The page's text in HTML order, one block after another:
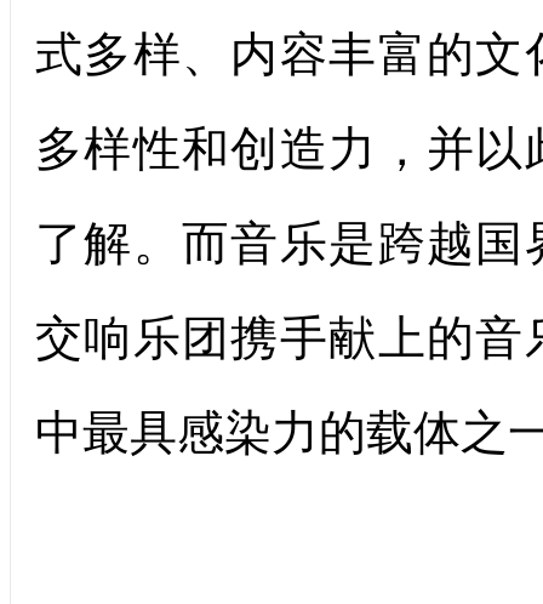
式多样、内容丰富的
多样性和创造力，并
了解。而音乐是跨越
交响乐团携手献上的
中最具感染力的载体之